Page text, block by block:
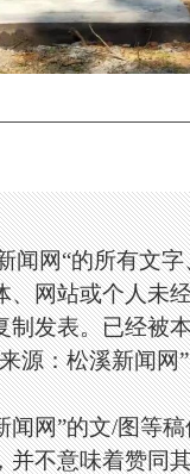
闻网“的所有文
、网站或个人未
制发表。已经被
源：松溪新闻网
网”的文/图等稿
并不意味着赞同